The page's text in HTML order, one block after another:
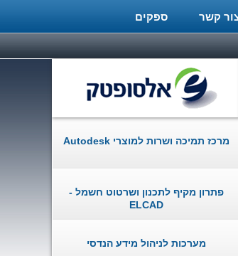
קשר ספקים
מרכז תמיכה ושרות למוצרי Autodesk
פתרון מקיף לתכנון ושרטוט חשמל -
ELCAD
מערכות לניהול מידע הנדסי